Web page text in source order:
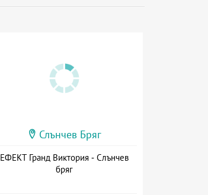
Слънчев Бряг
ЕФЕКТ Гранд Виктория - Слънчев
бряг